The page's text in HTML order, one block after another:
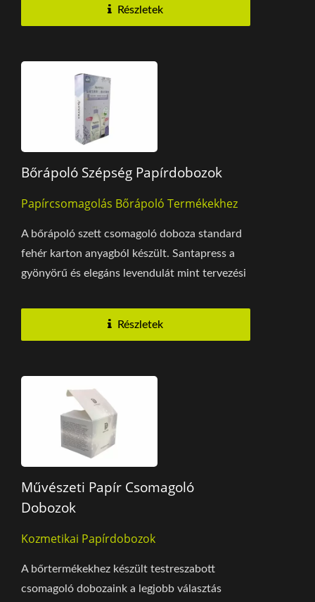
Részletek
Bőrápoló Szépség Papírdobozok
Papírcsomagolás Bőrápoló Termékekhez
A bőrápoló szett csomagoló doboza standard
fehér karton anyagból készült. Santapress a
gyönyörű és elegáns levendulát mint tervezési
Részletek
Művészeti Papír Csomagoló
Dobozok
Kozmetikai Papírdobozok
A bőrtermékekhez készült testreszabott
csomagoló dobozaink a legjobb választás